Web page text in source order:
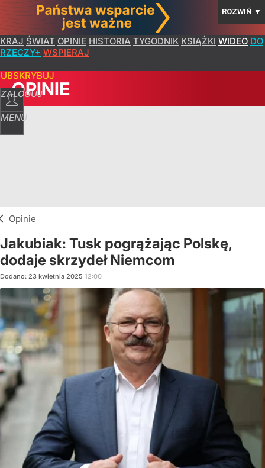
ROZWIŃ ▼
KRAJ ŚWIAT OPINIE HISTORIA TYGODNIK KSIĄŻKI WIDEO DO
RZECZY+ WSPIERAJ
ZALOGUJ
MENU
OPINIE
Opinie
Jakubiak: Tusk pogrążając Polskę,
dodaje skrzydeł Niemcom
Dodano: 23 kwietnia 2025 12:00